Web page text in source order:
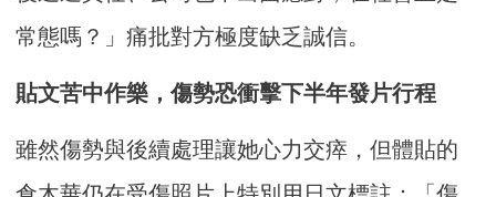
常態嗎？」痛批對方極度缺乏誠信。
貼文苦中作樂，傷勢恐衝擊下半年發片行程
雖然傷勢與後續處理讓她心力交瘁，但體貼的